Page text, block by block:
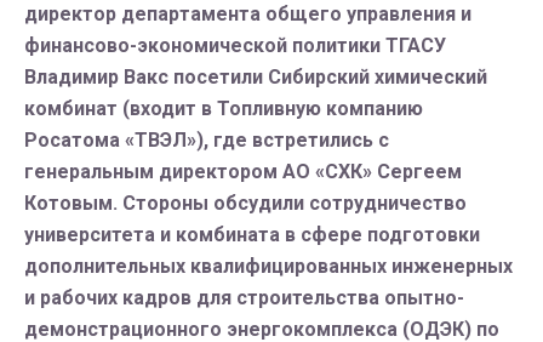
директор департамента общего управления и
финансово-экономической политики ТГАСУ
Владимир Вакс посетили Сибирский химический
комбинат (входит в Топливную компанию
Росатома «ТВЭЛ»), где встретились с
генеральным директором АО «СХК» Сергеем
Котовым. Стороны обсудили сотрудничество
университета и комбината в сфере подготовки
дополнительных квалифицированных инженерных
и рабочих кадров для строительства опытно-
демонстрационного энергокомплекса (ОДЭК) по